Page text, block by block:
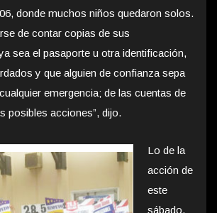
donde muchos niños quedaron solos.
de contar copias de sus
sea el pasaporte u otra identificación,
y que alguien de confianza sepa
emergencia; de las cuentas de
posibles acciones”, dijo.
Lo de la
acción de
este
sábado,